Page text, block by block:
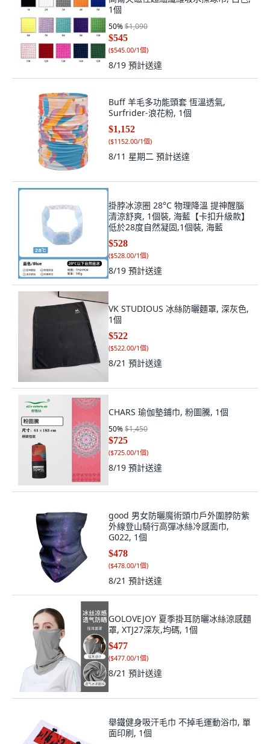
1個
50%$1,090
$545
($545.00/1個)
8/19 預計送達
Buff 羊毛多功能頭套 恆溫透氣,
Surfrider-浪花粉, 1個
$1,152
($1152.00/1個)
8/11 星期二 預計送達
掛脖冰涼圈 28°C 物理降溫 提神醒腦
清涼舒爽, 1個裝, 海藍【卡扣升級款】
低於28度自然凝固,1個裝, 海藍
$528
($528.00/1個)
8/19 預計送達
VK STUDIOUS 冰絲防曬麵罩, 深灰色,
1個
$522
($522.00/1個)
8/21 預計送達
CHARS 瑜伽墊鋪巾, 粉圖騰, 1個
50%$1,450
$725
($725.00/1個)
8/19 預計送達
good 男女防曬魔術頭巾戶外圍脖防紫
外線登山騎行高彈冰絲冷感面巾,
G022, 1個
$478
($478.00/1個)
8/21 預計送達
GOLOVEJOY 夏季掛耳防曬冰絲涼感麵
罩, XTJ27深灰,均碼, 1個
$477
($477.00/1個)
8/21 預計送達
舉鐵健身吸汗毛巾 不掉毛運動浴巾, 單
面印刷, 1個